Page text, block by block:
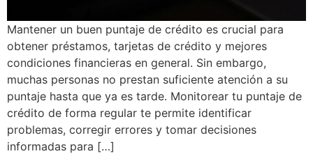
Mantener un buen puntaje de crédito es crucial para
obtener préstamos, tarjetas de crédito y mejores
condiciones financieras en general. Sin embargo,
muchas personas no prestan suficiente atención a su
puntaje hasta que ya es tarde. Monitorear tu puntaje de
crédito de forma regular te permite identificar
problemas, corregir errores y tomar decisiones
informadas para […]